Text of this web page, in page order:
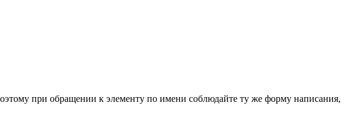
при обращении к элементу по имени соблюдайте ту же форму написания,